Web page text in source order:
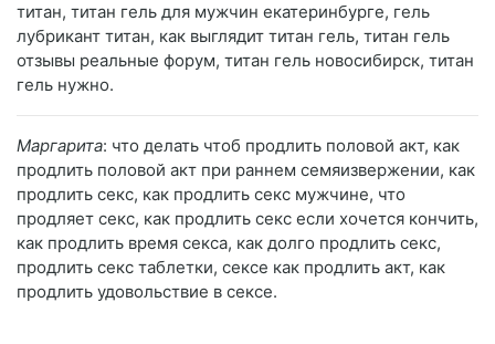
титан, титан гель для мужчин екатеринбурге, гель
лубрикант титан, как выглядит титан гель, титан гель
отзывы реальные форум, титан гель новосибирск, титан
гель нужно.
Маргарита: что делать чтоб продлить половой акт, как
продлить половой акт при раннем семяизвержении, как
продлить секс, как продлить секс мужчине, что
продляет секс, как продлить секс если хочется кончить,
как продлить время секса, как долго продлить секс,
продлить секс таблетки, сексе как продлить акт, как
продлить удовольствие в сексе.